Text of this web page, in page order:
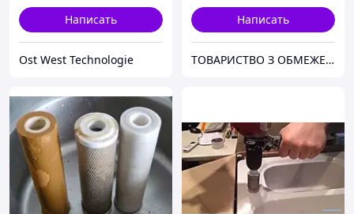
Написать
Ost West Technologie
Написать
ТОВАРИСТВО З ОБМЕЖЕНОЮ ВІДПОВІДАЛЬНІСТЮ "ТРУБІЖВОДЕКСПЛУАТАЦІЯ"